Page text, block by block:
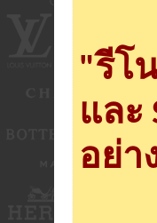
"รีโ
และ
อย่า